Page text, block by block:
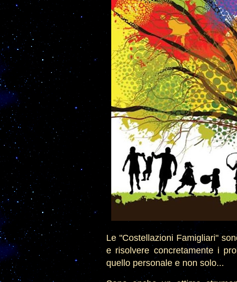
Le "Costellazioni Famigliari"
e risolvere concretamente i
quello personale e non solo...